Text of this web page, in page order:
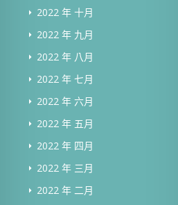
2022 年 十月
2022 年 九月
2022 年 八月
2022 年 七月
2022 年 六月
2022 年 五月
2022 年 四月
2022 年 三月
2022 年 二月